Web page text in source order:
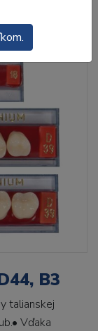
B3
talianskej
Vďaka